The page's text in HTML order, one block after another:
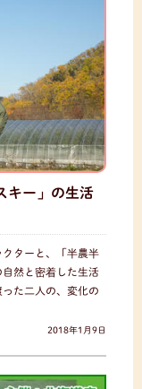
キー」の生活
ターと、「半農半
然と密着した生活
た二人の、変化の
2018年1月9日